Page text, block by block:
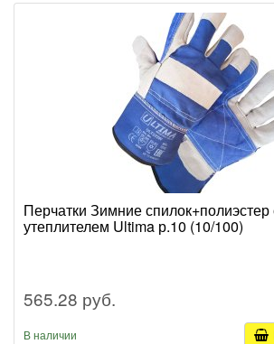
Перчатки Зимние
утеплителем Ultima р.10 (10/100)
565.28 руб.
В наличии